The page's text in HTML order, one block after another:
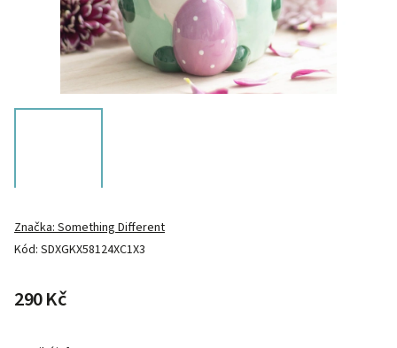
Kód: SDXGKX58124XC1X3
Značka:Something Different
290 Kč